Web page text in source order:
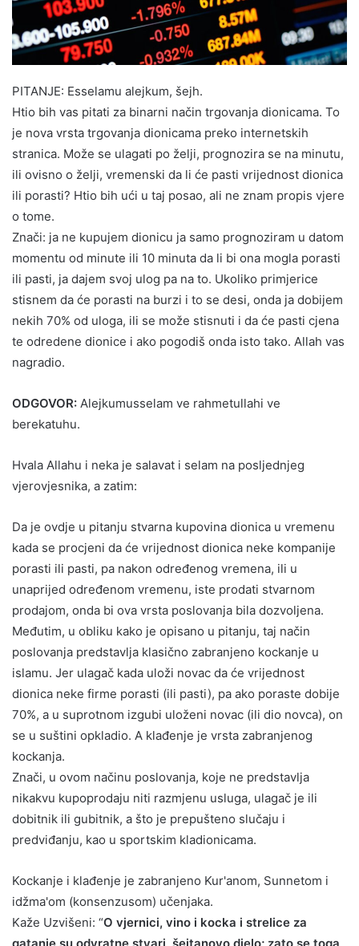
PITANJE: Esselamu alejkum, šejh.
Htio bih vas pitati za binarni način trgovanja dionicama. To
je nova vrsta trgovanja dionicama preko internetskih
stranica. Može se ulagati po želji, prognozira se na minutu,
ili ovisno o želji, vremenski da li će pasti vrijednost dionica
ili porasti? Htio bih ući u taj posao, ali ne znam propis vjere
o tome.
Znači: ja ne kupujem dionicu ja samo prognoziram u datom
momentu od minute ili 10 minuta da li bi ona mogla porasti
ili pasti, ja dajem svoj ulog pa na to. Ukoliko primjerice
stisnem da će porasti na burzi i to se desi, onda ja dobijem
nekih 70% od uloga, ili se može stisnuti i da će pasti cjena
te odredene dionice i ako pogodiš onda isto tako. Allah vas
nagradio.
ODGOVOR: Alejkumusselam ve rahmetullahi ve
berekatuhu.
Hvala Allahu i neka je salavat i selam na posljednjeg
vjerovjesnika, a zatim:
Da je ovdje u pitanju stvarna kupovina dionica u vremenu
kada se procjeni da će vrijednost dionica neke kompanije
porasti ili pasti, pa nakon određenog vremena, ili u
unaprijed određenom vremenu, iste prodati stvarnom
prodajom, onda bi ova vrsta poslovanja bila dozvoljena.
Međutim, u obliku kako je opisano u pitanju, taj način
poslovanja predstavlja klasično zabranjeno kockanje u
islamu. Jer ulagač kada uloži novac da će vrijednost
dionica neke firme porasti (ili pasti), pa ako poraste dobije
70%, a u suprotnom izgubi uloženi novac (ili dio novca), on
se u suštini opkladio. A klađenje je vrsta zabranjenog
kockanja.
Znači, u ovom načinu poslovanja, koje ne predstavlja
nikakvu kupoprodaju niti razmjenu usluga, ulagač je ili
dobitnik ili gubitnik, a što je prepušteno slučaju i
predviđanju, kao u sportskim kladionicama.
Kockanje i klađenje je zabranjeno Kur'anom, Sunnetom i
idžma'om (konsenzusom) učenjaka.
Kaže Uzvišeni: “O vjernici, vino i kocka i strelice za